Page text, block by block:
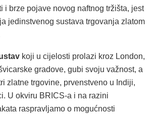
i brze pojave novog naftnog tržišta, jest
jedinstvenog sustava trgovanja zlatom
koji u cijelosti prolazi kroz London,
gradove, gubi svoju važnost, a
zlatne trgovine, prvenstveno u Indiji,
U okviru BRICS-a i na razini
raspravljamo o mogućnosti